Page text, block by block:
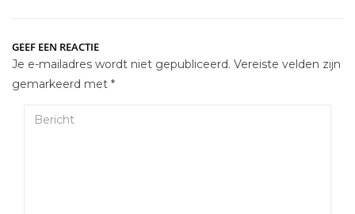
GEEF EEN REACTIE
Je e-mailadres wordt niet gepubliceerd. Vereiste velden zijn
gemarkeerd met *
Bericht